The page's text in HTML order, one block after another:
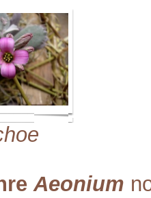
Aeonium